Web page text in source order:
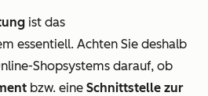
ist das
essentiell. Achten Sie deshalb
Shopsystems darauf, ob
bzw. eine Schnittstelle zur